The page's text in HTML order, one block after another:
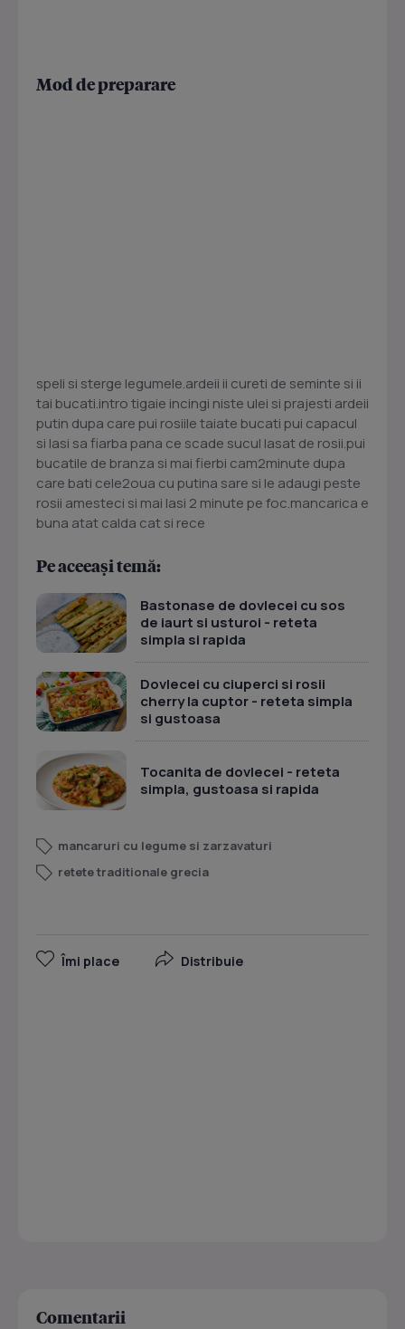
Mod de preparare
speli si sterge legumele.ardeii ii cureti de seminte si ii
tai bucati.intro tigaie incingi niste ulei si prajesti ardeii
putin dupa care pui rosiile taiate bucati pui capacul
si lasi sa fiarba pana ce scade sucul lasat de rosii.pui
bucatile de branza si mai fierbi cam2minute dupa
care bati cele2oua cu putina sare si le adaugi peste
rosii amesteci si mai lasi 2 minute pe foc.mancarica e
buna atat calda cat si rece
Pe aceeași temă:
Bastonase de dovlecei cu sos
de iaurt si usturoi - reteta
simpla si rapida
Dovlecei cu ciuperci si rosii
cherry la cuptor - reteta simpla
si gustoasa
Tocanita de dovlecei - reteta
simpla, gustoasa si rapida
mancaruri cu legume si zarzavaturi
retete traditionale grecia
Îmi place Distribuie
Comentarii